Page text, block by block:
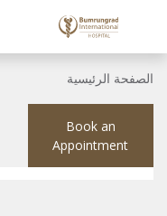
الصفحة الرئيسية
Book an
Appointment